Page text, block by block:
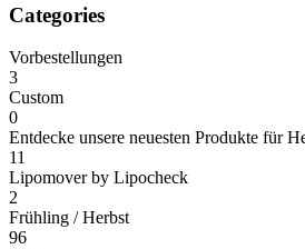
Categories
Vorbestellungen
3
Custom
0
Entdecke unsere neuesten Produkte für
11
Lipomover by Lipocheck
2
Frühling / Herbst
96